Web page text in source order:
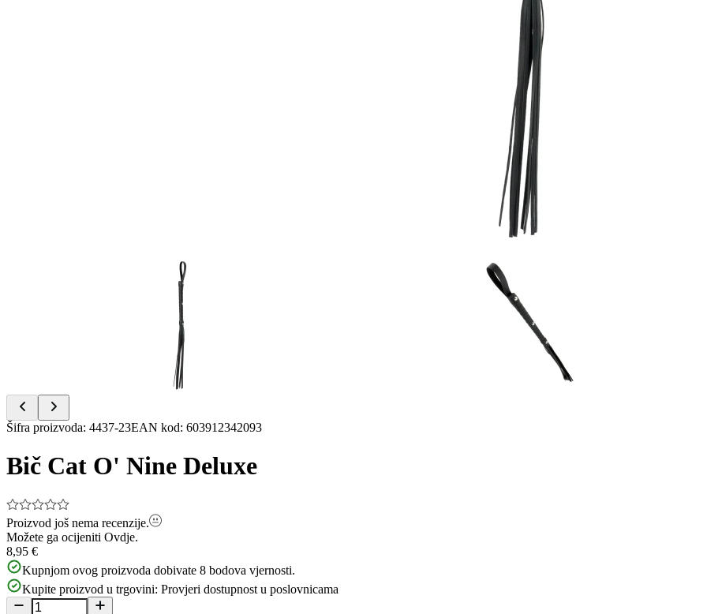
Item
of
Šifra proizvoda: 4437-23EAN kod: 603912342093
Bič Cat O' Nine Deluxe
Proizvod još nema recenzije.
Možete ga ocijeniti Ovdje.
8,95 €
Kupnjom ovog proizvoda dobivate 8 bodova vjernosti.
Kupite proizvod u trgovini: Provjeri dostupnost u poslovnicama